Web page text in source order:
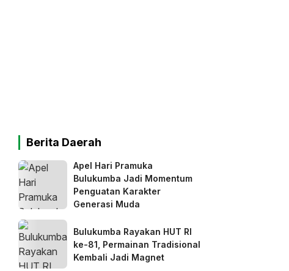
Berita Daerah
Apel Hari Pramuka
Bulukumba Jadi Momentum
Penguatan Karakter
Generasi Muda
Bulukumba Rayakan HUT RI
ke-81, Permainan Tradisional
Kembali Jadi Magnet